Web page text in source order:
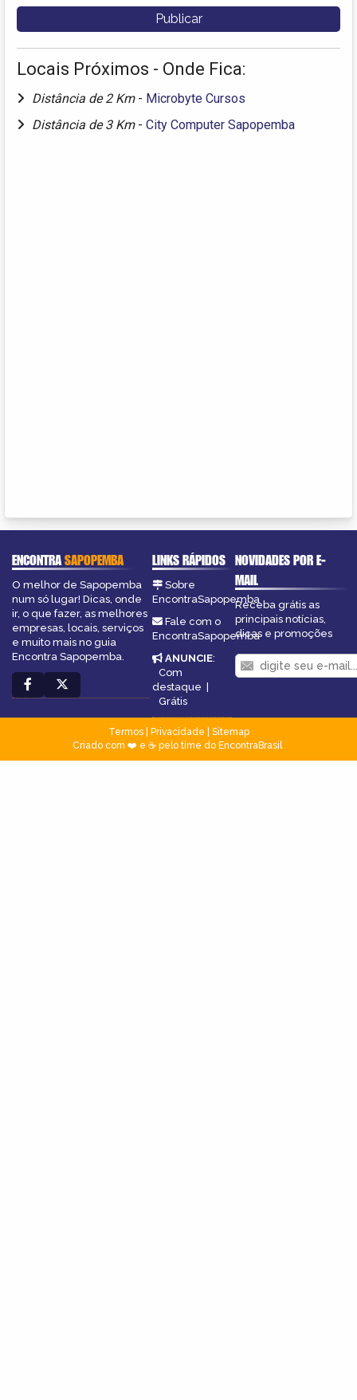
Locais Próximos - Onde Fica:
Distância de 2 Km - Microbyte Cursos
Distância de 3 Km - City Computer Sapopemba
ENCONTRASAPOPEMBA
O melhor de Sapopemba
num só lugar! Dicas, onde
ir, o que fazer, as melhores
empresas, locais, serviços
e muito mais no guia
Encontra Sapopemba.
LINKS RÁPIDOS
Sobre
EncontraSapopemba
Fale com o
EncontraSapopemba
ANUNCIE:
Com
destaque |
Grátis
NOVIDADES POR E-
MAIL
Receba grátis as
principais notícias,
dicas e promoções
Termos| Privacidade
Sitemap
Criado com ❤️ e ☕ pelo time do EncontraBrasil